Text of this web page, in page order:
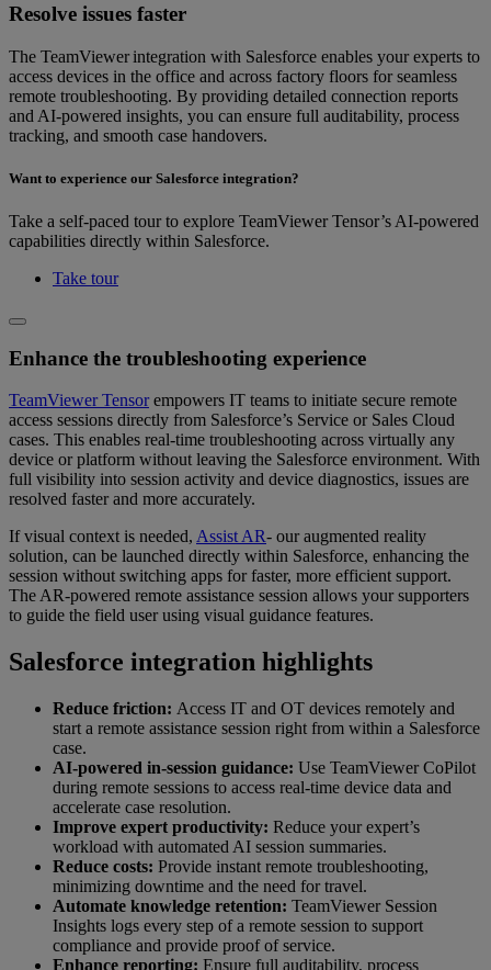
Resolve issues faster
The TeamViewer integration with Salesforce enables your experts to
access devices in the office and across factory floors for seamless
remote troubleshooting. By providing detailed connection reports
and AI-powered insights, you can ensure full auditability, process
tracking, and smooth case handovers.
Want to experience our Salesforce integration?
Take a self-paced tour to explore TeamViewer Tensor’s AI-powered
capabilities directly within Salesforce.
Take tour
Enhance the troubleshooting experience
TeamViewer Tensorempowers IT teams to initiate secure remote
access sessions directly from Salesforce’s Service or Sales Cloud
cases. This enables real-time troubleshooting across virtually any
device or platform without leaving the Salesforce environment. With
full visibility into session activity and device diagnostics, issues are
resolved faster and more accurately.
If visual context is needed, Assist AR- our augmented reality
solution, can be launched directly within Salesforce, enhancing the
session without switching apps for faster, more efficient support.
The AR-powered remote assistance session allows your supporters
to guide the field user using visual guidance features.
Salesforce integration highlights
Reduce friction: Access IT and OT devices remotely and
start a remote assistance session right from within a Salesforce
case.
AI-powered in-session guidance: Use TeamViewer CoPilot
during remote sessions to access real-time device data and
accelerate case resolution.
Improve expert productivity: Reduce your expert’s
workload with automated AI session summaries.
Reduce costs: Provide instant remote troubleshooting,
minimizing downtime and the need for travel.
Automate knowledge retention: TeamViewer Session
Insights logs every step of a remote session to support
compliance and provide proof of service.
Enhance reporting: Ensure full auditability, process